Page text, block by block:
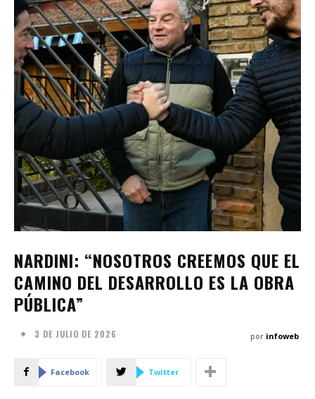
NARDINI: “NOSOTROS CREEMOS QUE EL
CAMINO DEL DESARROLLO ES LA OBRA
PÚBLICA”
3 DE JULIO DE 2026 por infoweb
Facebook Twitter